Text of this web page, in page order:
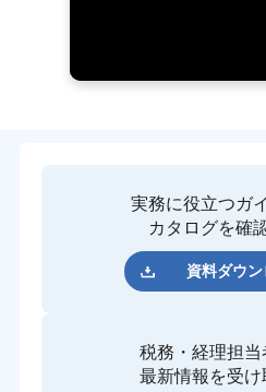
実務に役立つガ
カタログを確
資料ダウン
税務・経理担
最新情報を受